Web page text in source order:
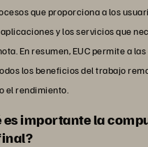
que proporciona a los
y los servicios que
En resumen, EUC permite a
los beneficios del trabajo
el rendimiento.
es importante la